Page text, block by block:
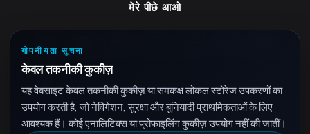
मेरे पीछे आओ
गोपनीयता सूचना
केवल तकनीकी कुकीज़
यह वेबसाइट केवल तकनीकी कुकीज़ या समकक्ष लोकल स्टोरेज उपकरणों का
उपयोग करती है, जो नेविगेशन, सुरक्षा और बुनियादी प्राथमिकताओं के लिए
आवश्यक हैं। कोई एनालिटिक्स या प्रोफाइलिंग कुकीज़ उपयोग नहीं की जातीं।